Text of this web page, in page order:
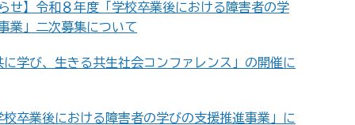
せ】令和８年度「学校卒業後における障害者の学
業」二次募集について
に学び、生きる共生社会コンファレンス」の開催に
校卒業後における障害者の学びの支援推進事業」に